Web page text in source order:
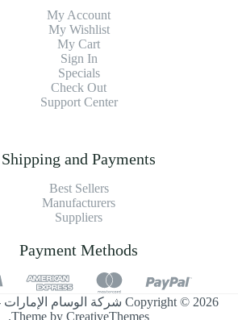
My Account
My Wishlist
My Cart
Sign In
Specials
Check Out
Support Center
Shipping and Payments
Best Sellers
Manufacturers
Suppliers
Payment Methods
Theme byCreativeThemes
.